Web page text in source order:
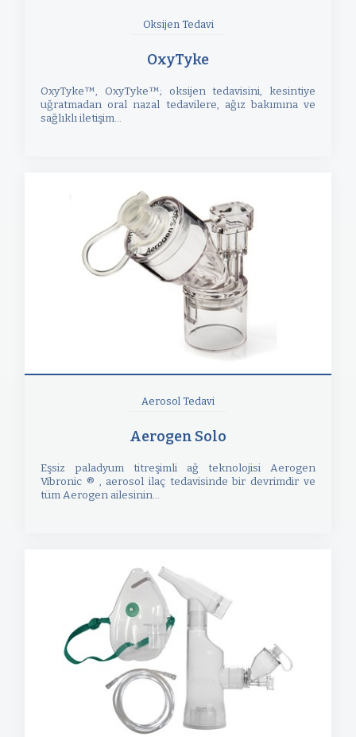
Oksijen Tedavi
OxyTyke
OxyTyke™, OxyTyke™; oksijen tedavisini, kesintiye
uğratmadan oral nazal tedavilere, ağız bakımına ve
sağlıklı iletişim...
Aerosol Tedavi
Aerogen Solo
Eşsiz paladyum titreşimli ağ teknolojisi Aerogen
Vibronic ® , aerosol ilaç tedavisinde bir devrimdir ve
tüm Aerogen ailesinin...